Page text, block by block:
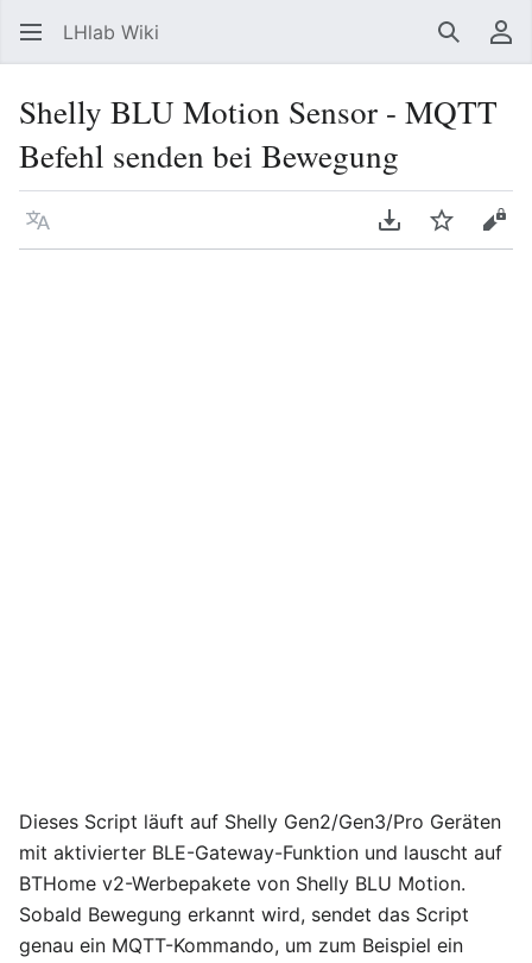
LHlab Wiki Suchen
Shelly BLU Motion Sensor - MQTT
Befehl senden bei Bewegung
Sprache PDF
Dieses Script läuft auf Shelly Gen2/Gen3/Pro Geräten
mit aktivierter BLE-Gateway-Funktion und lauscht auf
BTHome v2-Werbepakete von Shelly BLU Motion.
Sobald Bewegung erkannt wird, sendet das Script
genau ein MQTT-Kommando, um zum Beispiel ein